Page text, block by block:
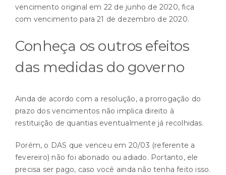
vencimento original em 22 de junho de 2020, fica
com vencimento para 21 de dezembro de 2020.
Conheça os outros efeitos
das medidas do governo
Ainda de acordo com a resolução, a prorrogação do
prazo dos vencimentos não implica direito à
restituição de quantias eventualmente já recolhidas.
Porém, o DAS que venceu em 20/03 (referente a
fevereiro) não foi abonado ou adiado. Portanto, ele
precisa ser pago, caso você ainda não tenha feito isso.